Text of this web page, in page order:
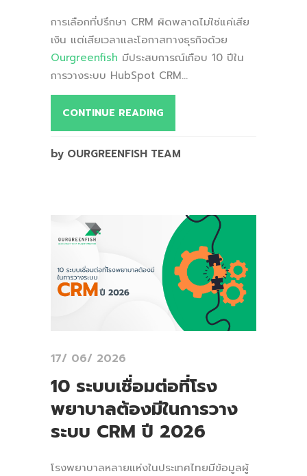
การเลือกที่ปรึกษา CRM ผิดพลาดไม่ใช่แค่เสีย
เงิน แต่เสียเวลาและโอกาสทางธุรกิจด้วย
Ourgreenfish มีประสบการณ์เกือบ 10 ปีใน
การวางระบบ HubSpot CRM...
CONTINUE READING
by OURGREENFISH TEAM
17/ 06/ 2026
10 ระบบเชื่อมต่อที่โรง
พยาบาลต้องมีในการวาง
ระบบ CRM ปี 2026
โรงพยาบาลหลายแห่งในประเทศไทยมีข้อมูลผู้